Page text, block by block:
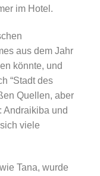
im Hotel.
aus dem Jahr
könnte, und
“Stadt des
Quellen, aber
Andraikiba und
viele
Tana, wurde